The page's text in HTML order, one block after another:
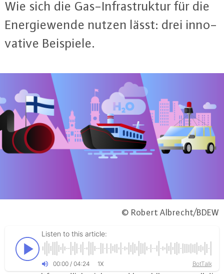
Wie sich die Gas-In­fra­struk­tur für die
En­er­gie­wen­de nutzen lässt: drei in­no­
va­ti­ve Beispiele.
© Robert Albrecht/BDEW
Listen to this article:
00:00 / 04:24 1X BotTalk